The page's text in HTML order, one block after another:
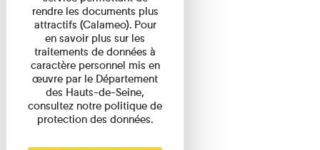
rendre les documents plus
attractifs (Calameo). Pour
en savoir plus sur les
traitements de données à
caractère personnel mis en
œuvre par le Département
des Hauts-de-Seine,
consultez notre politique de
protection des données.